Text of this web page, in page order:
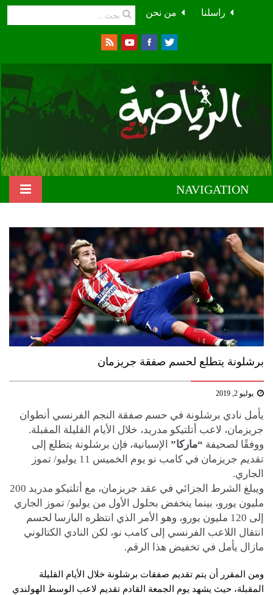
من نحن راسلنا
NAVIGATION
برشلونة يتطلع لحسم صفقة جريزمان
يوليو 2, 2019
يأمل نادي برشلونة في حسم صفقة النجم الفرنسي أنطوان
جريزمان، لاعب أتلتيكو مدريد، خلال الأيام القليلة المقبلة.
ووفقًا لصحيفة “ماركا” الإسبانية، فإن برشلونة يتطلع إلى
تقديم جريزمان في كامب نو يوم الخميس 11 يوليو/ تموز
الجاري.
ويبلغ الشرط الجزائي في عقد جريزمان، مع أتلتيكو مدريد 200
مليون يورو، بينما ينخفض بحلول الأول من يوليو/ تموز الجاري
إلى 120 مليون يورو، وهو الأمر الذي انتظره البارسا لحسم
انتقال اللاعب الفرنسي إلى كامب نو، لكن النادي الكتالوني
مازال يأمل في تخفيض هذا الرقم.
ومن المقرر أن يتم تقديم صفقات برشلونة خلال الأيام القليلة
المقبلة، حيث يشهد يوم الجمعة القادم تقديم لاعب الوسط الهولندي